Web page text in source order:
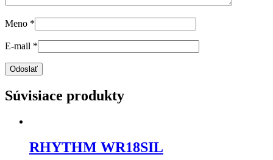
Meno *
E-mail *
Súvisiace produkty
RHYTHM WR18SIL